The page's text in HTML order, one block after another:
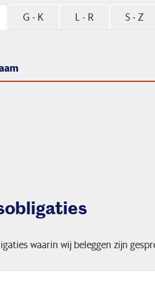
G - K L - R S - Z
waarin wij beleggen zijn